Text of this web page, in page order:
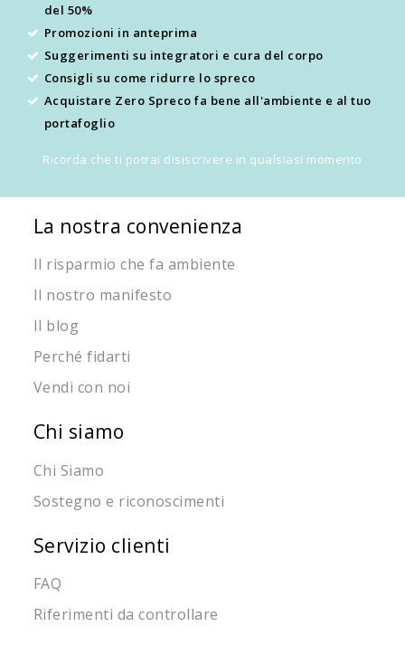
del 50%
Promozioni in anteprima
Suggerimenti su integratori e cura del corpo
Consigli su come ridurre lo spreco
Acquistare Zero Spreco fa bene all'ambiente e al tuo
portafoglio
Ricorda che ti potrai disiscrivere in qualsiasi momento
La nostra convenienza
Il risparmio che fa ambiente
Il nostro manifesto
Il blog
Perché fidarti
Vendi con noi
Chi siamo
Chi Siamo
Sostegno e riconoscimenti
Servizio clienti
FAQ
Riferimenti da controllare